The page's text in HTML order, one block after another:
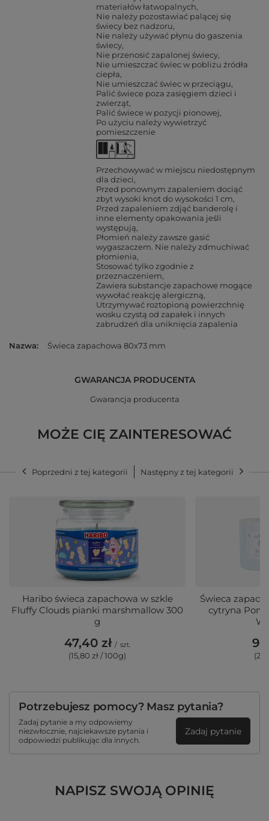
materiałów łatwopalnych
Nie należy pozostawiać palącej się
świecy bez nadzoru
Nie należy używać płynu do gaszenia
świecy
Nie przenosić zapalonej świecy
Nie umieszczać świec w pobliżu źródła
ciepła
Nie umieszczać świec w przeciągu
Palić świece poza zasięgiem dzieci i
zwierząt
Palić świece w pozycji pionowej
Po użyciu należy wywietrzyć
pomieszczenie
Przechowywać w miejscu niedostępnym
dla dzieci
Przed ponownym zapaleniem dociąć
zbyt wysoki knot do wysokości 1 cm
Przed zapaleniem zdjąć banderolę i
inne elementy opakowania jeśli
występują
Płomień należy zawsze gasić
wygaszaczem. Nie należy zdmuchiwać
płomienia
Stosować tylko zgodnie z
przeznaczeniem
Zawiera substancje zapachowe mogące
wywołać reakcję alergiczną
Utrzymywać roztopioną powierzchnię
wosku czystą od zapałek i innych
zabrudzeń dla uniknięcia zapalenia
Nazwa Świeca zapachowa 80x73 mm
GWARANCJA PRODUCENTA
Gwarancja producenta
MOŻE CIĘ ZAINTERESOWAĆ
Poprzedni z tej kategorii Następny z tej kategorii
Haribo świeca zapachowa w szkle
Fluffy Clouds pianki marshmallow 300
g
47,40 zł / szt.
(15,80 zł / 100g)
Świeca
cytryna
Potrzebujesz pomocy? Masz pytania?
Zadaj pytanie a my odpowiemy
niezwłocznie, najciekawsze pytania i
odpowiedzi publikując dla innych.
Zadaj pytanie
NAPISZ SWOJĄ OPINIĘ